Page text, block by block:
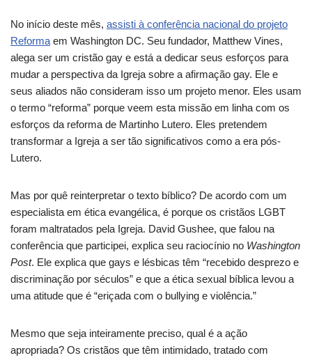
No início deste mês, assisti à conferência nacional do projeto
Reforma em Washington DC. Seu fundador, Matthew Vines,
alega ser um cristão gay e está a dedicar seus esforços para
mudar a perspectiva da Igreja sobre a afirmação gay. Ele e
seus aliados não consideram isso um projeto menor. Eles usam
o termo “reforma” porque veem esta missão em linha com os
esforços da reforma de Martinho Lutero. Eles pretendem
transformar a Igreja a ser tão significativos como a era pós-
Lutero.
Mas por quê reinterpretar o texto bíblico? De acordo com um
especialista em ética evangélica, é porque os cristãos LGBT
foram maltratados pela Igreja. David Gushee, que falou na
conferência que participei, explica seu raciocínio no Washington
Post. Ele explica que gays e lésbicas têm “recebido desprezo e
discriminação por séculos” e que a ética sexual bíblica levou a
uma atitude que é “eriçada com o bullying e violência.”
Mesmo que seja inteiramente preciso, qual é a ação
apropriada? Os cristãos que têm intimidado, tratado com